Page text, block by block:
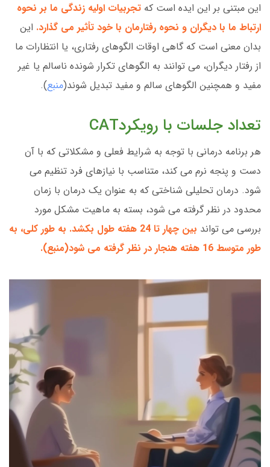
این مبتنی بر این ایده است که تجربیات اولیه زندگی ما بر نحوه
ارتباط ما با دیگران و نحوه رفتارمان با خود تأثیر می گذارد. این
بدان معنی است که گاهی اوقات الگوهای رفتاری، یا انتظارات ما
از رفتار دیگران، می توانند به الگوهای تکرار شونده ناسالم یا غیر
مفید و همچنین الگوهای سالم و مفید تبدیل شوند(منبع).
تعداد جلسات با رویکردCAT
هر برنامه درمانی با توجه به شرایط فعلی و مشکلاتی که با آن
دست و پنجه نرم می کند، متناسب با نیازهای فرد تنظیم می
شود. درمان تحلیلی شناختی که به عنوان یک درمان با زمان
محدود در نظر گرفته می شود، بسته به ماهیت مشکل مورد
بررسی می تواند
بین چهار تا 24 هفته طول بکشد. به طور کلی، به
طور متوسط 16 هفته هنجار در نظر گرفته می شود(
منبع).